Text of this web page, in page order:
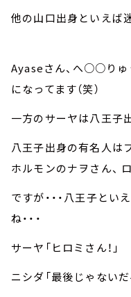
他の山口出身といえ
Ayaseさん、へ○○りゅ
になってます（笑）
一方のサーヤは八王子出
八王子出身の有名人は
ホルモンのナヲさん、
ですが・・・八王子と
ね・・・
サーヤ「ヒロミさん！」
ニシダ「最後じゃないだ